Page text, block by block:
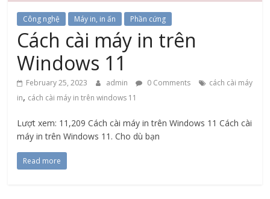
Công nghệ Máy in, in ấn Phần cứng
Cách cài máy in trên
Windows 11
February 25, 2023 admin 0 Comments
cách cài máy
in, cách cài máy in trên windows 11
Lượt xem: 11,209 Cách cài máy in trên Windows 11 Cách cài
máy in trên Windows 11. Cho dù bạn
Read more